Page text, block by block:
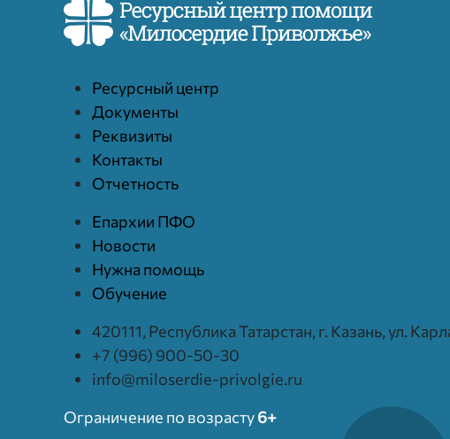
Ресурcный центр
Документы
Реквизиты
Контакты
Отчетность
Епархии ПФО
Новости
Нужна помощь
Обучение
420111, Республика Татарстан, г. Казань, ул.
+7 (996) 900-50-30
info@miloserdie-privolgie.ru
Ограничение по возрасту6+